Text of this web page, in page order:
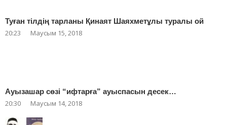
Туған тілдің тарланы Қинаят Шаяхметұлы туралы ой
20:23 Маусым 15, 2018
Ауызашар сөзі “ифтарға” ауыспасын десек…
20:30 Маусым 14, 2018